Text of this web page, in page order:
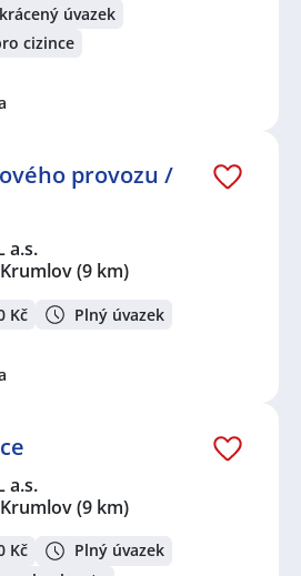
úvazek
cizince
provozu /
a.s.
(9 km)
Kč Plný úvazek
a.s.
(9 km)
Kč
Plný úvazek